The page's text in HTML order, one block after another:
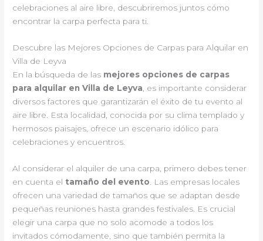
celebraciones al aire libre, descubriremos juntos cómo
encontrar la carpa perfecta para ti.
Descubre las Mejores Opciones de Carpas para Alquilar en
Villa de Leyva
En la búsqueda de las mejores opciones de carpas
para alquilar en Villa de Leyva , es importante considerar
diversos factores que garantizarán el éxito de tu evento al
aire libre. Esta localidad, conocida por su clima templado y
hermosos paisajes, ofrece un escenario idólico para
celebraciones y encuentros.
Al considerar el alquiler de una carpa, primero debes tener
en cuenta el tamaño del evento . Las empresas locales
ofrecen una variedad de tamaños que se adaptan desde
pequeñas reuniones hasta grandes festivales. Es crucial
elegir una carpa que no solo acomode a todos los
invitados cómodamente, sino que también permita la